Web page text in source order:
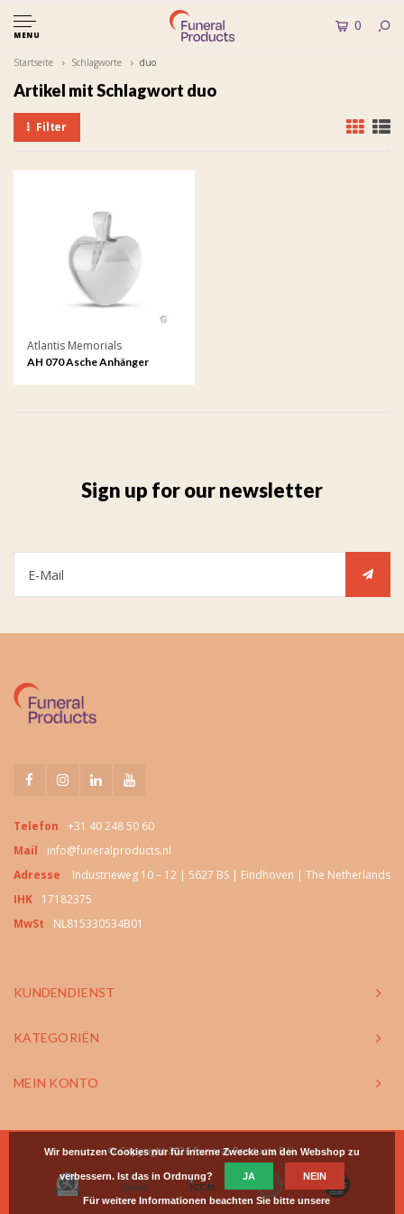
MENU
0
Startseite Schlagworte duo
Artikel mit Schlagwort duo
Filter
Atlantis Memorials
AH 070 Asche Anhänger
Sign up for our newsletter
Telefon
+31 40 248 50 60
Mail
info@funeralproducts.nl
Adresse
Industrieweg 10 – 12 | 5627 BS | Eindhoven | The Netherlands
IHK
17182375
MwSt
NL815330534B01
KUNDENDIENST
KATEGORIËN
MEIN KONTO
© Copyright 2026 Funeral Products B.V.
Wir benutzen Cookies nur für interne Zwecke um den Webshop zu
verbessern. Ist das in Ordnung? JA NEIN
Für weitere Informationen beachten Sie bitte unsere